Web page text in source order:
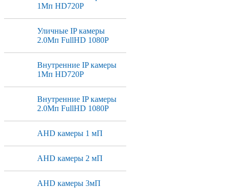
1Мп HD720P
Уличные IP камеры
2.0Мп FullHD 1080P
Внутренние IP камеры
1Мп HD720P
Внутренние IP камеры
2.0Мп FullHD 1080P
AHD камеры 1 мП
AHD камеры 2 мП
AHD камеры 3мП